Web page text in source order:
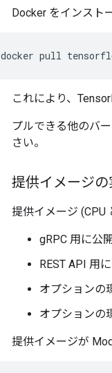
Docker をインスト
docker pull
これにより、
プルできる他のバ
さい。
提供イメージの
提供イメージ (CPU
gRPC 用に公
REST API 用
オプションの
オプションの
提供イメージが